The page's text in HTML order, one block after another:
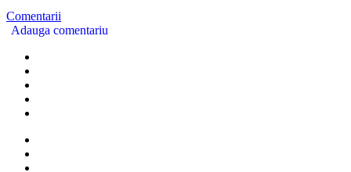
Comentarii
Adauga comentariu